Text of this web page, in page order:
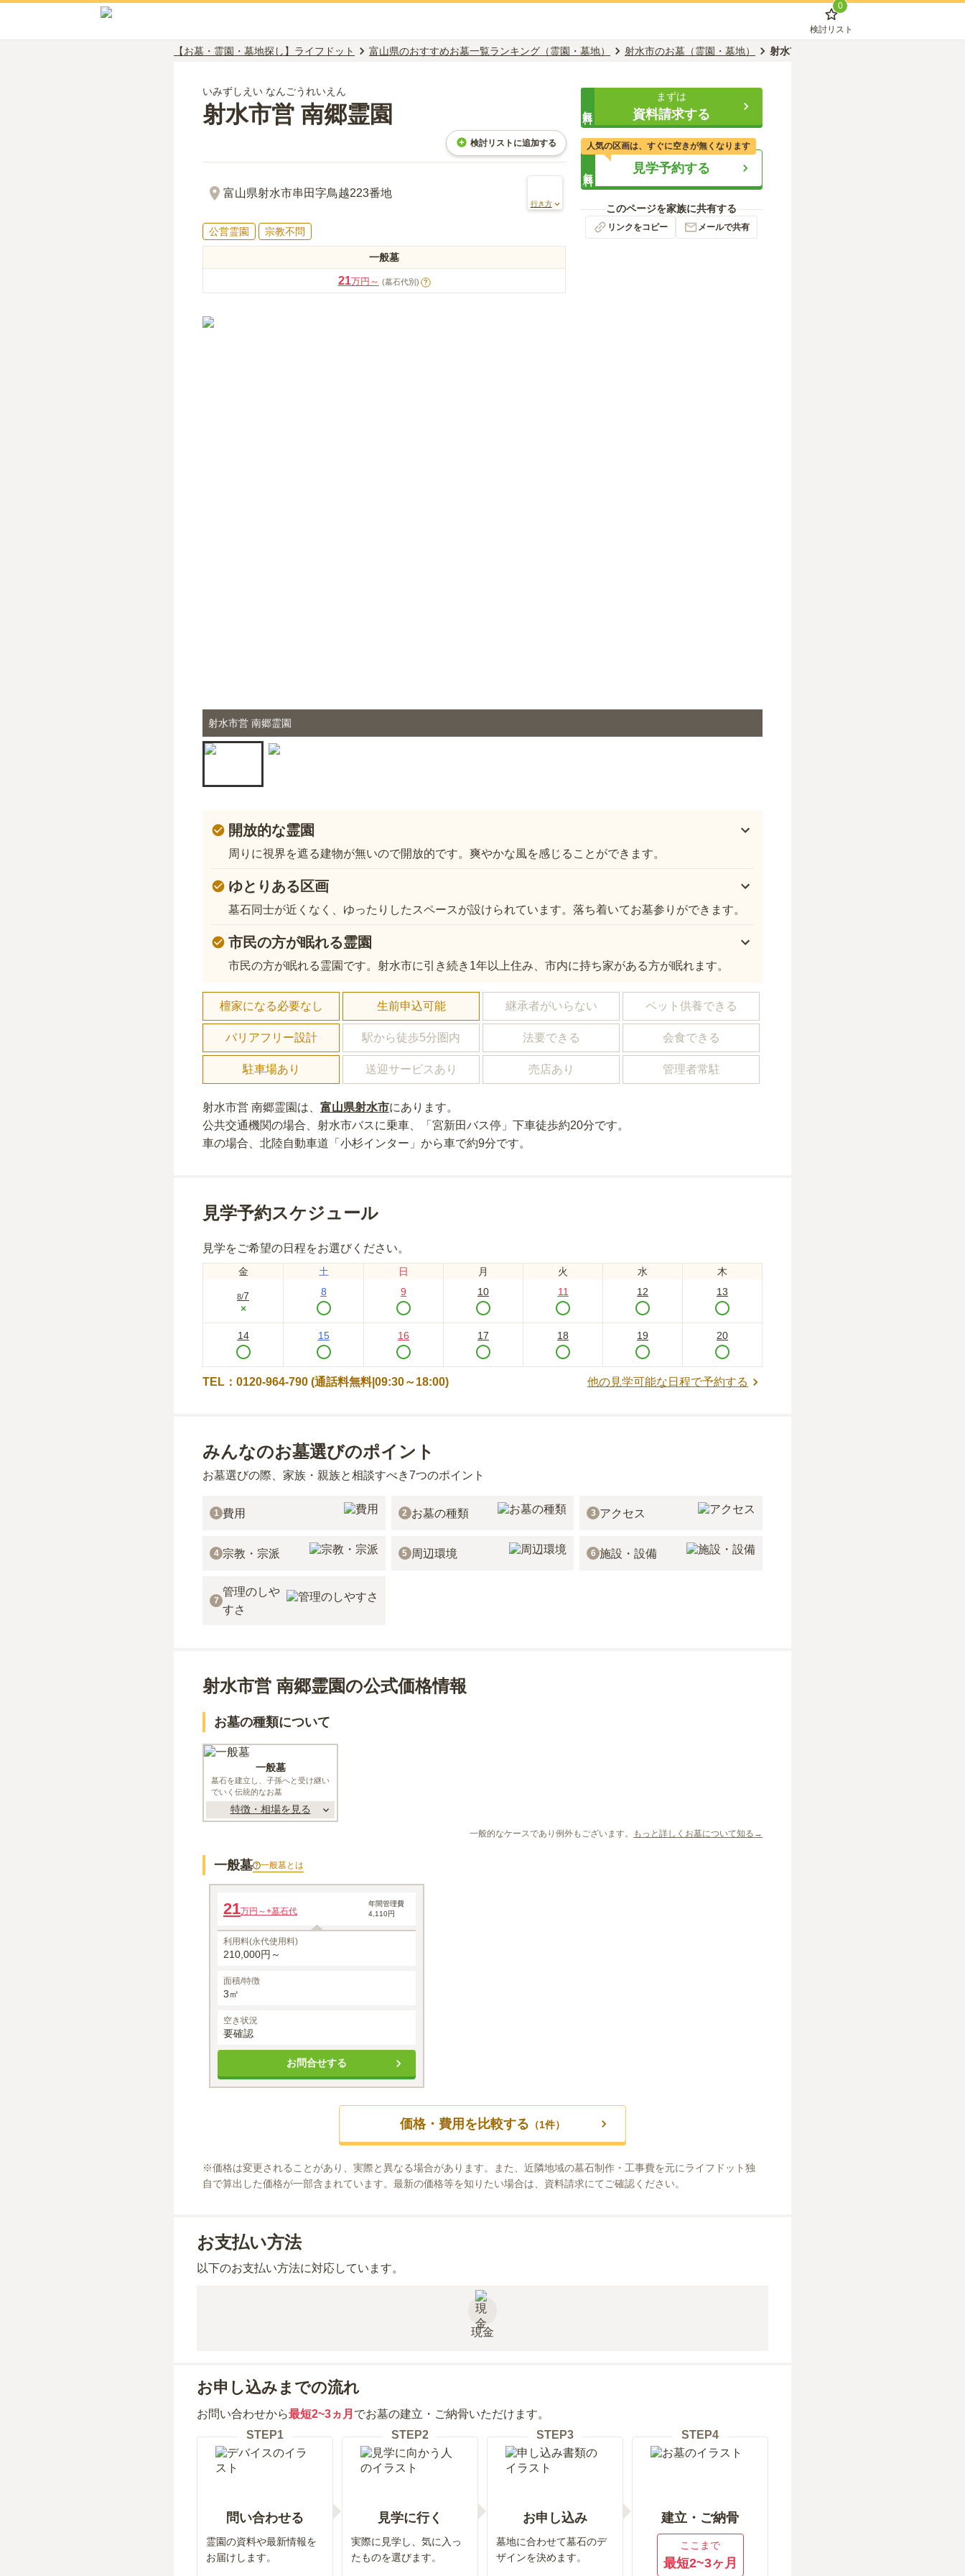
0
検討リスト
【お墓・霊園・墓地探し】ライフドット 富山県のおすすめお墓一覧ランキング（霊園・墓地） 射水市のお墓（霊園・墓地） 射水市営 南郷霊園
いみずしえい なんごうれいえん
射水市営 南郷霊園
検討リストに追加する
富山県射水市串田字鳥越223番地
行き方
公営霊園 宗教不問
一般墓
21万円～ (墓石代別) ?
まずは
資料請求する
見学予約する
人気の区画は、すぐに空きが無くなります
このページを家族に共有する
リンクをコピー メールで共有
射水市営 南郷霊園
開放的な霊園
周りに視界を遮る建物が無いので開放的です。爽やかな風を感じることができます。
ゆとりある区画
墓石同士が近くなく、ゆったりしたスペースが設けられています。落ち着いてお墓参りができます。
市民の方が眠れる霊園
市民の方が眠れる霊園です。射水市に引き続き1年以上住み、市内に持ち家がある方が眠れます。
檀家になる必要なし 生前申込可能 継承者がいらない ペット供養できる
バリアフリー設計 駅から徒歩5分圏内 法要できる 会食できる
駐車場あり 送迎サービスあり 売店あり 管理者常駐
射水市営 南郷霊園 は、 富山県射水市にあり ます。
公共交通機関の場合 、射水市バスに乗車、「宮新田バス停」下車徒歩約20分です。
車の場合 、北陸自動車道「小杉インター」から車で約9分です。
見学予約スケジュール
見学をご希望の日程をお選びください。
金 土 日 月 火 水 木
8/7
×
8 9 10 11 12 13
14 15 16 17 18 19 20
TEL：0120-964-790 (通話料無料|09:30～18:00) 他の見学可能な日程で予約する
みんなのお墓選びのポイント
お墓選びの際、家族・親族と相談すべき7つのポイント
1 費用 2 お墓の種類 3 アクセス
4 宗教・宗派 5 周辺環境 6 施設・設備
7
管理のしや
すさ
射水市営 南郷霊園の公式価格情報
お墓の種類について
一般墓
墓石を建立し、子孫へと受け継い
でいく伝統的なお墓
特徴・相場を見る
一般的なケースであり例外もございます。 もっと詳しくお墓について知る→
一般墓 一般墓とは
21万円～+墓石代
年間管理費
4,110円
利用料(永代使用料)
210,000円～
面積/特徴
3㎡
空き状況
要確認
お問合せする
価格・費用を比較する （1件）
※価格は変更されることがあり、実際と異なる場合があります。また、近隣地域の墓石制作・工事費を元にライフドット独
自で算出した価格が一部含まれています。最新の価格等を知りたい場合は、資料請求にてご確認ください。
お支払い方法
以下のお支払い方法に対応しています。
現金
お申し込みまでの流れ
お問い合わせから最短2~3ヵ月 でお墓の建立・ご納骨いただけます。
STEP1
問い合わせる
霊園の資料や最新情報を
お届けします。
STEP2
見学に行く
実際に見学し、気に入っ
たものを選びます。
STEP3
お申し込み
墓地に合わせて墓石のデ
ザインを決めます。
STEP4
建立・ご納骨
ここまで
最短2~3ヶ月